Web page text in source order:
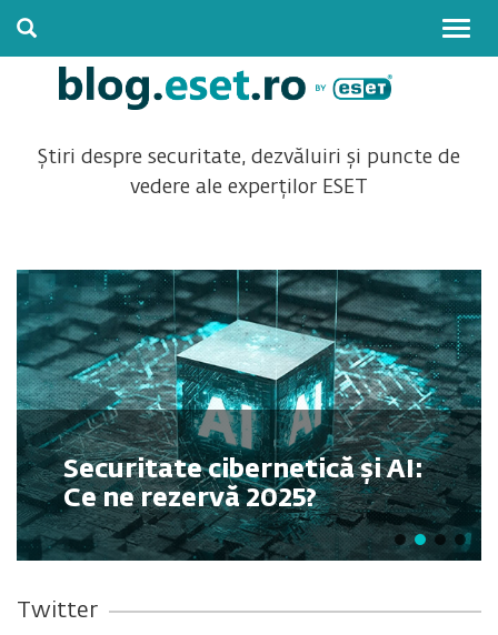
Știri despre securitate, dezvăluiri și puncte de
vedere ale experților ESET
Securitate cibernetică și AI:
Ce ne rezervă 2025?
Twitter